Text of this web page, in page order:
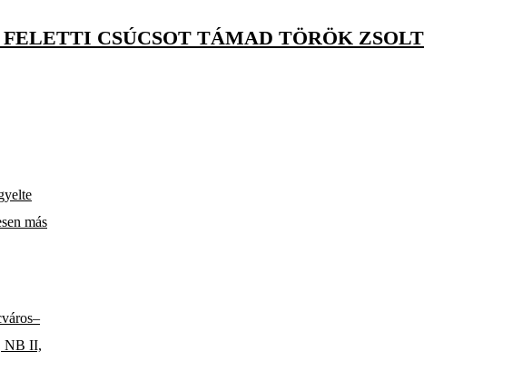
CSÚCSOT TÁMAD TÖRÖK ZSOLT
más
NB II,